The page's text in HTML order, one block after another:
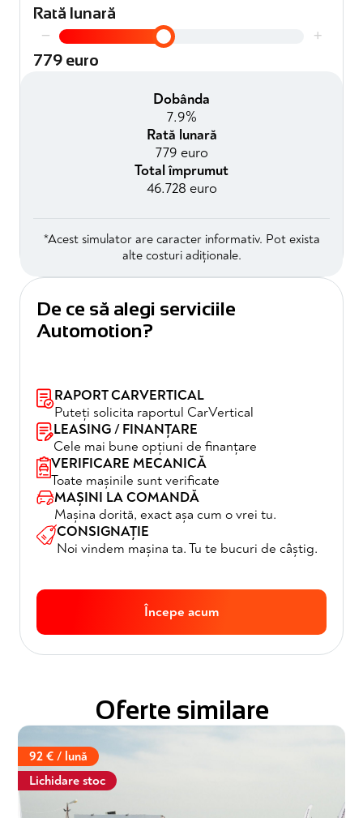
Rată lunară
− +
779 euro
Dobânda
7.9%
Rată lunară
779 euro
Total împrumut
46.728 euro
*Acest simulator are caracter informativ. Pot exista
alte costuri adiționale.
De ce să alegi serviciile
Automotion?
RAPORT CARVERTICAL
Puteți solicita raportul CarVertical
LEASING / FINANȚARE
Cele mai bune opțiuni de finanțare
VERIFICARE MECANICĂ
Toate mașinile sunt verificate
MAȘINI LA COMANDĂ
Mașina dorită, exact așa cum o vrei tu.
CONSIGNAȚIE
Noi vindem mașina ta. Tu te bucuri de câștig.
Începe acum
Oferte similare
Lichidare stoc
92 € / lună